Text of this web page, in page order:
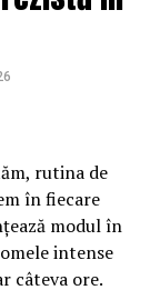
clară a
mai ușor cu
atragere și
studiile
și
lucru
cu
rutina de
în fiecare
modul în
intense
câteva ore.